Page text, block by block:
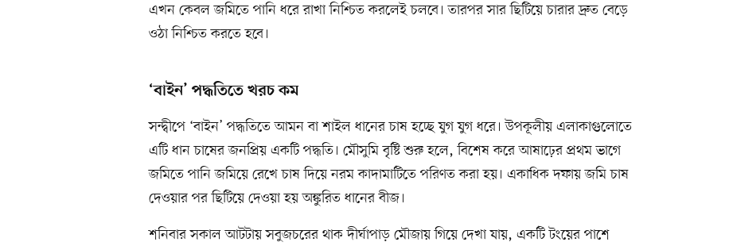
এখন কেবল জমিতে পানি ধরে রাখা নিশ্চিত করলেই চলবে। তারপর সার ছিটিয়ে চারার দ্রুত বেড়ে
ওঠা নিশ্চিত করতে হবে।
‘বাইন’ পদ্ধতিতে খরচ কম
সন্দ্বীপে ‘বাইন’ পদ্ধতিতে আমন বা শাইল ধানের চাষ হচ্ছে যুগ যুগ ধরে। উপকূলীয় এলাকাগুলোতে
এটি ধান চাষের জনপ্রিয় একটি পদ্ধতি। মৌসুমি বৃষ্টি শুরু হলে, বিশেষ করে আষাঢ়ের প্রথম ভাগে
জমিতে পানি জমিয়ে রেখে চাষ দিয়ে নরম কাদামাটিতে পরিণত করা হয়। একাধিক দফায় জমি চাষ
দেওয়ার পর ছিটিয়ে দেওয়া হয় অঙ্কুরিত ধানের বীজ।
শনিবার সকাল আটটায় সবুজচরের থাক দীর্ঘাপাড় মৌজায় গিয়ে দেখা যায়, একটি টংয়ের পাশে